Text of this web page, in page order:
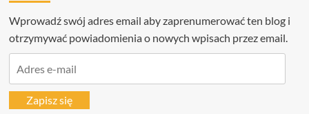
Wprowadź swój adres email aby zaprenumerować ten blog i
otrzymywać powiadomienia o nowych wpisach przez email.
mailZapisz się